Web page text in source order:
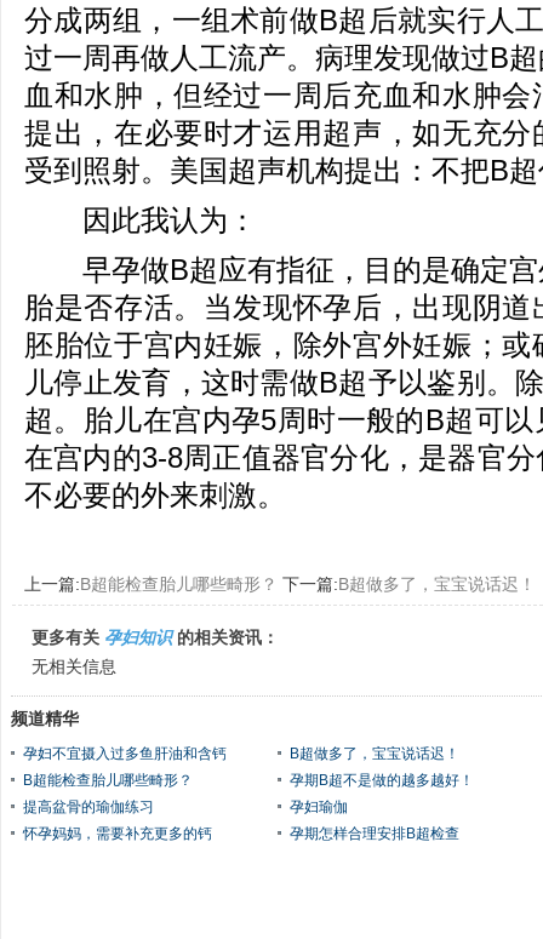
分成两组，一组术前做B超后就实行人
过一周再做人工流产。病理发现做过B
血和水肿，但经过一周后充血和水肿
提出，在必要时才运用超声，如无充
受到照射。美国超声机构提出：不把B
因此我认为：
早孕做B超应有指征，目的是确定宫
胎是否存活。当发现怀孕后，出现阴
胚胎位于宫内妊娠，除外宫外妊娠；
儿停止发育，这时需做B超予以鉴别。
超。胎儿在宫内孕5周时一般的B超可
在宫内的3-8周正值器官分化，是器官
不必要的外来刺激。
上一篇:B超能检查胎儿哪些畸形？ 下一篇:B超做多了，宝宝说话迟！
更多有关 孕妇知识 的相关资讯：
无相关信息
频道精华
孕妇不宜摄入过多鱼肝油和含钙
B超做多了，宝宝说话迟！
B超能检查胎儿哪些畸形？
孕期B超不是做的越多越好！
提高盆骨的瑜伽练习
孕妇瑜伽
怀孕妈妈，需要补充更多的钙
孕期怎样合理安排B超检查